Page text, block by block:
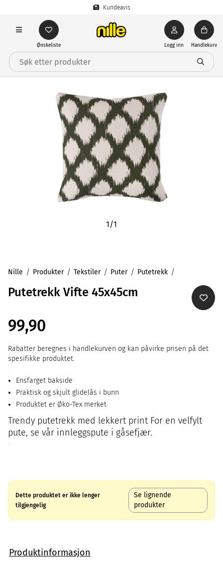
Kundeavis
Ønskeliste Logg inn Handlekurv
1/1
Nille Produkter Tekstiler Puter Putetrekk
Putetrekk Vifte 45x45cm
99,90
Rabatter beregnes i handlekurven og kan påvirke prisen på det
spesifikke produktet.
Ensfarget bakside
Praktisk og skjult glidelås i bunn
Produktet er Øko-Tex merket
Trendy putetrekk med lekkert print For en velfylt
pute, se vår innleggspute i gåsefjær.
Dette produktet er ikke lenger
tilgjengelig
Se lignende
produkter
Produktinformasjon